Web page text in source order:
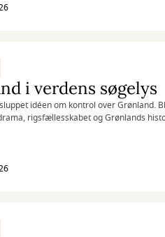
i verdens søgelys
idéen om kontrol over Grønland.
rigsfællesskabet og Grønlands